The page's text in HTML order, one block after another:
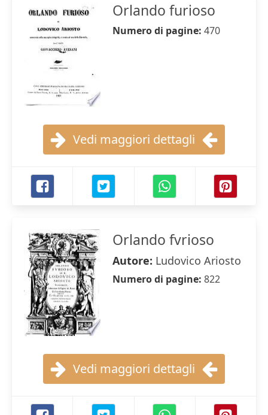
Orlando furioso
Numero di pagine: 470
Vedi maggiori dettagli
Orlando fvrioso
Autore: Ludovico Ariosto
Numero di pagine: 822
Vedi maggiori dettagli